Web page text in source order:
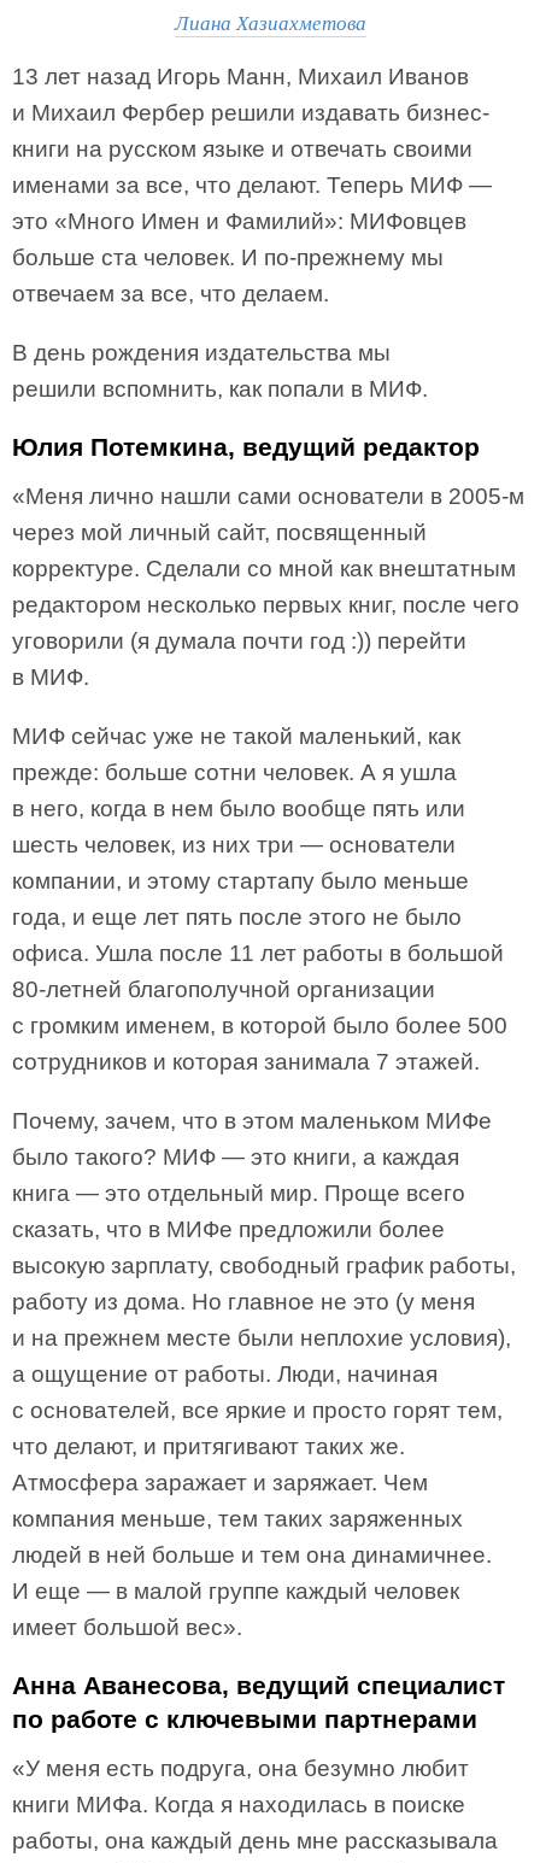
Лиана Хазиахметова
13 лет назад Игорь Манн, Михаил Иванов
и Михаил Фербер решили издавать бизнес-
книги на русском языке и отвечать своими
именами за все, что делают. Теперь МИФ —
это «Много Имен и Фамилий»: МИФовцев
больше ста человек. И по-прежнему мы
отвечаем за все, что делаем.
В день рождения издательства мы
решили вспомнить, как попали в МИФ.
Юлия Потемкина, ведущий редактор
«Меня лично нашли сами основатели в 2005-м
через мой личный сайт, посвященный
корректуре. Сделали со мной как внештатным
редактором несколько первых книг, после чего
уговорили (я думала почти год :)) перейти
в МИФ.
МИФ сейчас уже не такой маленький, как
прежде: больше сотни человек. А я ушла
в него, когда в нем было вообще пять или
шесть человек, из них три — основатели
компании, и этому стартапу было меньше
года, и еще лет пять после этого не было
офиса. Ушла после 11 лет работы в большой
80-летней благополучной организации
с громким именем, в которой было более 500
сотрудников и которая занимала 7 этажей.
Почему, зачем, что в этом маленьком МИФе
было такого? МИФ — это книги, а каждая
книга — это отдельный мир. Проще всего
сказать, что в МИФе предложили более
высокую зарплату, свободный график работы,
работу из дома. Но главное не это (у меня
и на прежнем месте были неплохие условия),
а ощущение от работы. Люди, начиная
с основателей, все яркие и просто горят тем,
что делают, и притягивают таких же.
Атмосфера заражает и заряжает. Чем
компания меньше, тем таких заряженных
людей в ней больше и тем она динамичнее.
И еще — в малой группе каждый человек
имеет большой вес».
Анна Аванесова, ведущий специалист
по работе с ключевыми партнерами
«У меня есть подруга, она безумно любит
книги МИФа. Когда я находилась в поиске
работы, она каждый день мне рассказывала